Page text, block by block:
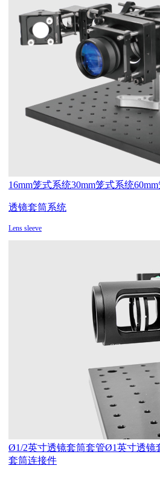
16mm笼式系统30mm笼式系统
透镜套筒系统
Lens sleeve
Ø1/2英寸透镜套筒套管Ø1英寸透镜
套筒连接件